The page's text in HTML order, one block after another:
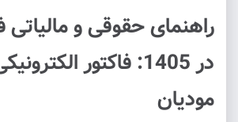
راهنمای حقوقی و مالیاتی
در 1405: فاکتور
مودیان